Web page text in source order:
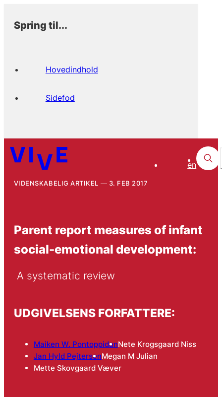
Spring til...
Hovedindhold
Sidefod
en
VIDENSKABELIG ARTIKEL 3. FEB 2017
Parent report measures of infant
social-emotional development:
A systematic review
UDGIVELSENS FORFATTERE:
Maiken W. PontoppidanNete Krogsgaard Niss
Jan Hyld PejtersenMegan M Julian
Mette Skovgaard Væver